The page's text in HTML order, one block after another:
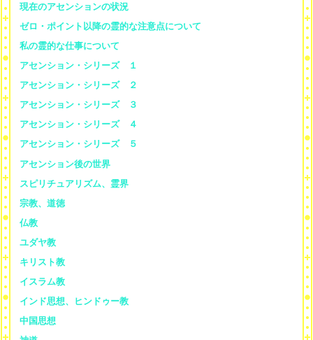
現在のアセンションの状況
ゼロ・ポイント以降の霊的な注意点について
私の霊的な仕事について
アセンション・シリーズ １
アセンション・シリーズ ２
アセンション・シリーズ ３
アセンション・シリーズ ４
アセンション・シリーズ ５
アセンション後の世界
スピリチュアリズム、霊界
宗教、道徳
仏教
ユダヤ教
キリスト教
イスラム教
インド思想、ヒンドゥー教
中国思想